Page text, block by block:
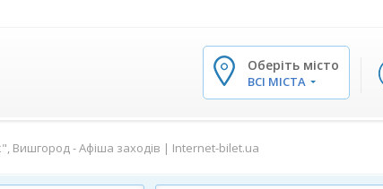
Оберіть місто
ВСІ МІСТА
Вишгород - Афіша заходів | Internet-bilet.ua